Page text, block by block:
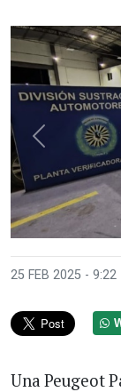
Anterior
25 FEB 2025 - 9:22
Una Peugeot